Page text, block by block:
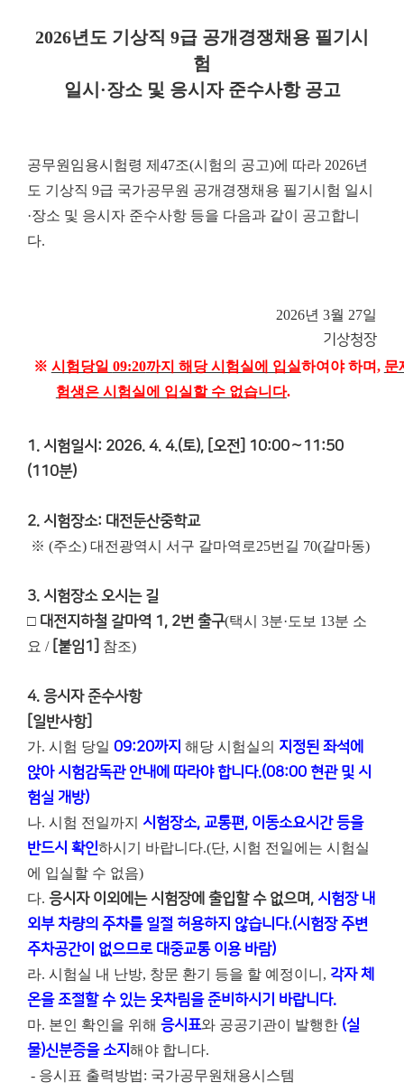
2026년도 기상직 9급 공개경쟁채용 필기시
험
일시·장소 및 응시자 준수사항 공고
공무원임용시험령 제47조(시험의 공고)에 따라 2026년
도 기상직 9급 국가공무원 공개경쟁채용 필기시험 일시
·장소 및 응시자 준수사항 등을 다음과 같이 공고합니
다.
2026년 3월 27일
기 상청장
※ 시험당일 09:20까지 해당 시험실에 입실하여야 하며, 문
험생은 시험실에 입실할 수 없습니다.
1. 시험일시: 2026. 4. 4.(토), [오전] 10:00～11:50
(110분)
2. 시험장소: 대전둔산중학교
※ (주소) 대전광역시 서구 갈마역로25번길 70(갈마동)
3. 시험장소 오시는 길
□ 대전지하철 갈마역 1, 2번 출구(택시 3분·도보 13분 소
요 / [붙임1] 참조)
4. 응시자 준수사항
[일반사항]
가. 시험 당일 09:20까지 해당 시험실의 지정된 좌석에
앉아 시험감독관 안내에 따라야 합니다.(08:00 현관 및 시
험실 개방)
나. 시험 전일까지 시험장소, 교통편, 이동소요시간 등을
반드시 확인하시기 바랍니다.(단, 시험 전일에는 시험실
에 입실할 수 없음)
다. 응시자 이외에는 시험장에 출입할 수 없으며, 시험장 내
외부 차량의 주차를 일절 허용하지 않습니다.(시험장 주변
주차공간이 없으므로 대중교통 이용 바람)
라. 시험실 내 난방, 창문 환기 등을 할 예정이니, 각자 체
온을 조절할 수 있는 옷차림을 준비하시기 바랍니다.
마. 본인 확인을 위해 응시표와 공공기관이 발행한 (실
물)신분증을 소지 해야 합니다.
- 응시표 출력방법: 국가공무원채용시스템